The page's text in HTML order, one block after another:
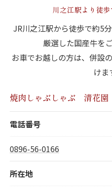
川之江駅より徒
JR川之江駅から徒歩で約5
厳選した国産牛を
お車でお越しの方は、併設
けま
焼肉しゃぶしゃぶ 清花園
電話番号
0896-56-0166
所在地